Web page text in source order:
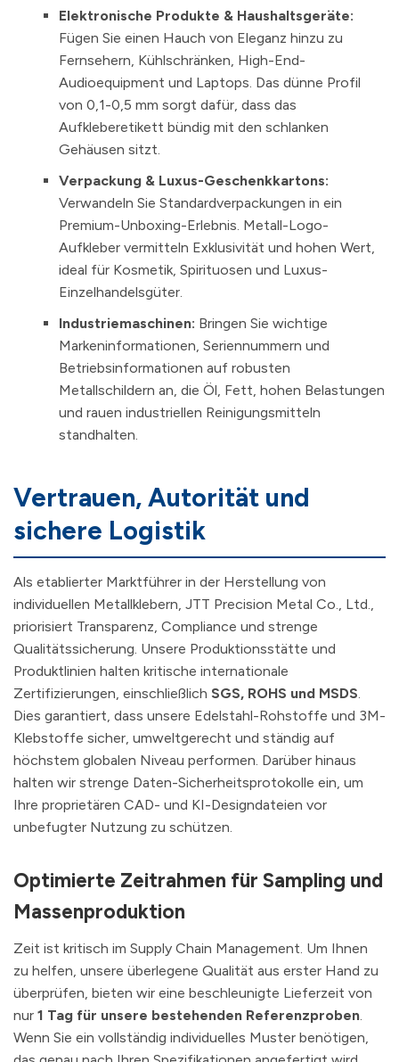
Elektronische Produkte & Haushaltsgeräte:
Fügen Sie einen Hauch von Eleganz hinzu zu
Fernsehern, Kühlschränken, High-End-
Audioequipment und Laptops. Das dünne Profil
von 0,1-0,5 mm sorgt dafür, dass das
Aufkleberetikett bündig mit den schlanken
Gehäusen sitzt.
Verpackung & Luxus-Geschenkkartons:
Verwandeln Sie Standardverpackungen in ein
Premium-Unboxing-Erlebnis. Metall-Logo-
Aufkleber vermitteln Exklusivität und hohen Wert,
ideal für Kosmetik, Spirituosen und Luxus-
Einzelhandelsgüter.
Industriemaschinen: Bringen Sie wichtige
Markeninformationen, Seriennummern und
Betriebsinformationen auf robusten
Metallschildern an, die Öl, Fett, hohen Belastungen
und rauen industriellen Reinigungsmitteln
standhalten.
Vertrauen, Autorität und
sichere Logistik
Als etablierter Marktführer in der Herstellung von
individuellen Metallklebern, JTT Precision Metal Co., Ltd.,
priorisiert Transparenz, Compliance und strenge
Qualitätssicherung. Unsere Produktionsstätte und
Produktlinien halten kritische internationale
Zertifizierungen, einschließlich SGS, ROHS und MSDS.
Dies garantiert, dass unsere Edelstahl-Rohstoffe und 3M-
Klebstoffe sicher, umweltgerecht und ständig auf
höchstem globalen Niveau performen. Darüber hinaus
halten wir strenge Daten-Sicherheitsprotokolle ein, um
Ihre proprietären CAD- und KI-Designdateien vor
unbefugter Nutzung zu schützen.
Optimierte Zeitrahmen für Sampling und
Massenproduktion
Zeit ist kritisch im Supply Chain Management. Um Ihnen
zu helfen, unsere überlegene Qualität aus erster Hand zu
überprüfen, bieten wir eine beschleunigte Lieferzeit von
nur 1 Tag für unsere bestehenden Referenzproben.
Wenn Sie ein vollständig individuelles Muster benötigen,